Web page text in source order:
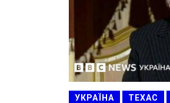
УКРАЇНА ТЕХАС